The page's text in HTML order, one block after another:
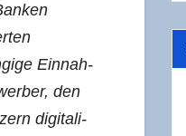
Ein­nah­
den
digi­ta­li­